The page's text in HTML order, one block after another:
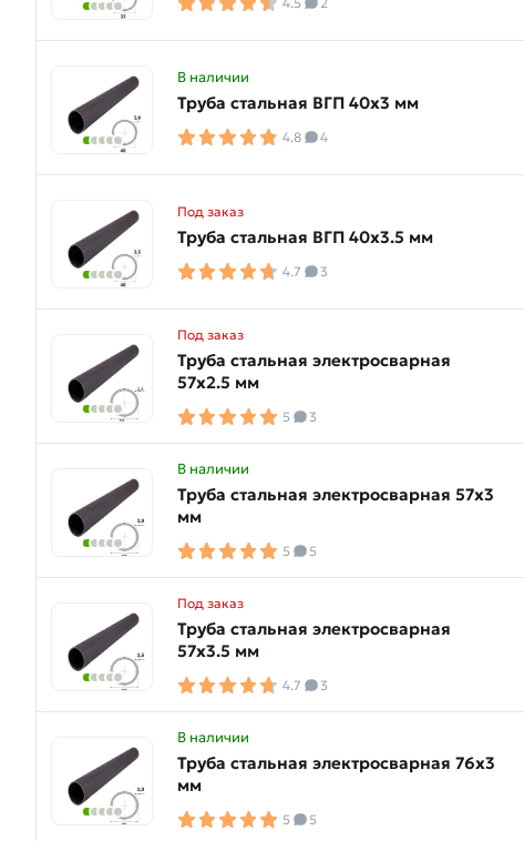
В наличии
Труба стальная ВГП 40х3 мм
4.8 4
Под заказ
Труба стальная ВГП 40х3.5 мм
4.7 3
Под заказ
Труба стальная электросварная
57х2.5 мм
5 3
В наличии
Труба стальная электросварная 57х3
мм
5 5
Под заказ
Труба стальная электросварная
57х3.5 мм
4.7 3
В наличии
Труба стальная электросварная 76х3
мм
5 5